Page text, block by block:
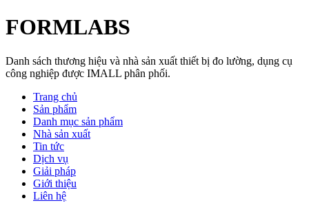
FORMLABS
Danh sách thương hiệu và nhà sản xuất thiết bị đo lường, dụng cụ
công nghiệp được IMALL phân phối.
Trang chủ
Sản phẩm
Danh mục sản phẩm
Nhà sản xuất
Tin tức
Dịch vụ
Giải pháp
Giới thiệu
Liên hệ